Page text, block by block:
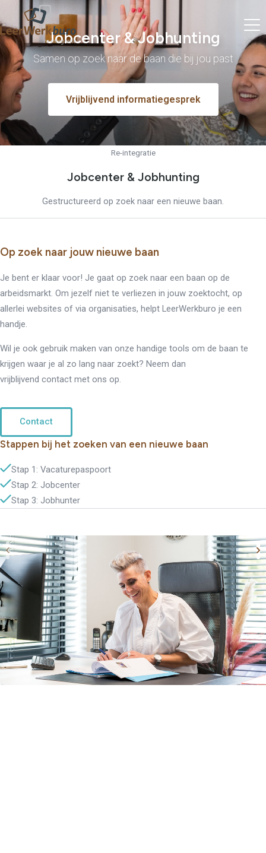
Jobcenter & Jobhunting
Samen op zoek naar de baan die bij jou past
Vrijblijvend informatiegesprek
Re-integratie
Jobcenter & Jobhunting
Gestructureerd op zoek naar een nieuwe baan.
Op zoek naar jouw nieuwe baan
Je bent er klaar voor! Je gaat op zoek naar een baan op de
arbeidsmarkt. Om jezelf niet te verliezen in jouw zoektocht, op
allerlei websites of via organisaties, helpt LeerWerkburo je een
handje.
Wil je ook gebruik maken van onze handige tools om de baan te
krijgen waar je al zo lang naar zoekt? Neem dan
vrijblijvend contact met ons op.
Contact
Stappen bij het zoeken van een nieuwe baan
Stap 1: Vacaturepaspoort
Stap 2: Jobcenter
Stap 3: Jobhunter